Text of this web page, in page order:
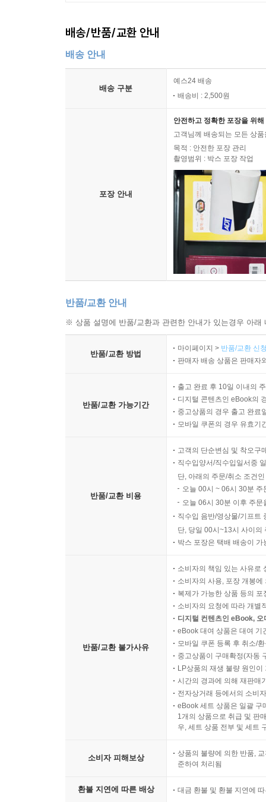
배송/반품/교환 안내
배송 안내
배송 구분
예스24 배송
배송비 : 2,500원
포장 안내
안전하고 정확한 포장을 위
고객님께 배송되는 모든 상
목적 : 안전한 포장 관리
촬영범위 : 박스 포장 작업
반품/교환 안내
※ 상품 설명에 반품/교환과 관련한 안내가 있는경우 아
반품/교환 방법
마이페이지 > 반품/교환 신
판매자 배송 상품은 판매자
반품/교환 가능기간
출고 완료 후 10일 이내의
디지털 콘텐츠인 eBook의
중고상품의 경우 출고 완료
모바일 쿠폰의 경우 유효기
반품/교환 비용
고객의 단순변심 및 착오구
직수입양서/직수입일서중
단, 아래의 주문/취소 조건
오늘 00시 ~ 06시 30분
오늘 06시 30분 이후 주
직수입 음반/영상물/기프트
단, 당일 00시~13시 사이의
박스 포장은 택배 배송이
반품/교환 불가사유
소비자의 책임 있는 사유로
소비자의 사용, 포장 개봉
복제가 가능한 상품 등의
소비자의 요청에 따라 개별
디지털 컨텐츠인 eBook,
eBook 대여 상품은 대여 기
모바일 쿠폰 등록 후 취소/
중고상품이 구매확정(자동
LP상품의 재생 불량 원인
시간의 경과에 의해 재판매
전자상거래 등에서의 소비
eBook 세트 상품은 일괄 구
1개의 상품으로 취급 및 판
우, 세트 상품 전부 및 세트
소비자 피해보상
상품의 불량에 의한 반품,
준하여 처리됨
환불 지연에 따른 배상 대금 환불 및 환불 지연에